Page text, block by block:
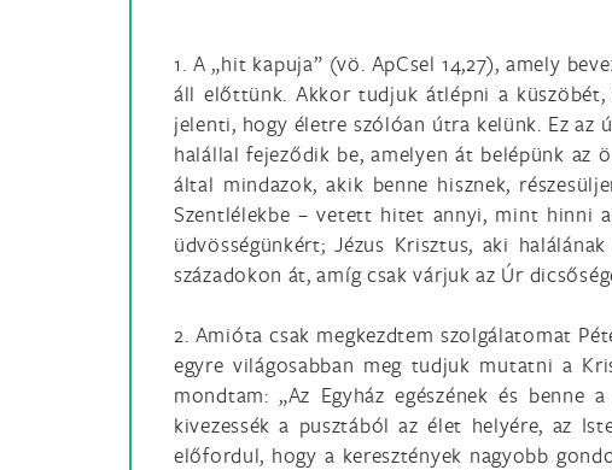
1. A „hit kapuja” (vö. ApCsel 14,27), amely
áll előttünk. Akkor tudjuk átlépni a küszöbét,
jelenti, hogy életre szólóan útra kelünk. Ez az
halállal fejeződik be, amelyen át belépünk az
által mindazok, akik benne hisznek,
Szentlélekbe – vetett hitet annyi, mint hinni
üdvösségünkért; Jézus Krisztus, aki
századokon át, amíg csak várjuk az Úr
2. Amióta csak megkezdtem szolgálatomat
egyre világosabban meg tudjuk mutatni a
mondtam: „Az Egyház egészének és
kivezessék a pusztából az élet helyére, az
előfordul, hogy a keresztények nagyobb